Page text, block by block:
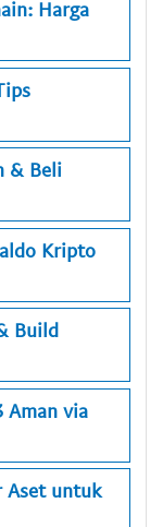
Harga
& Beli
Kripto
Build
Aman via
Aset untuk